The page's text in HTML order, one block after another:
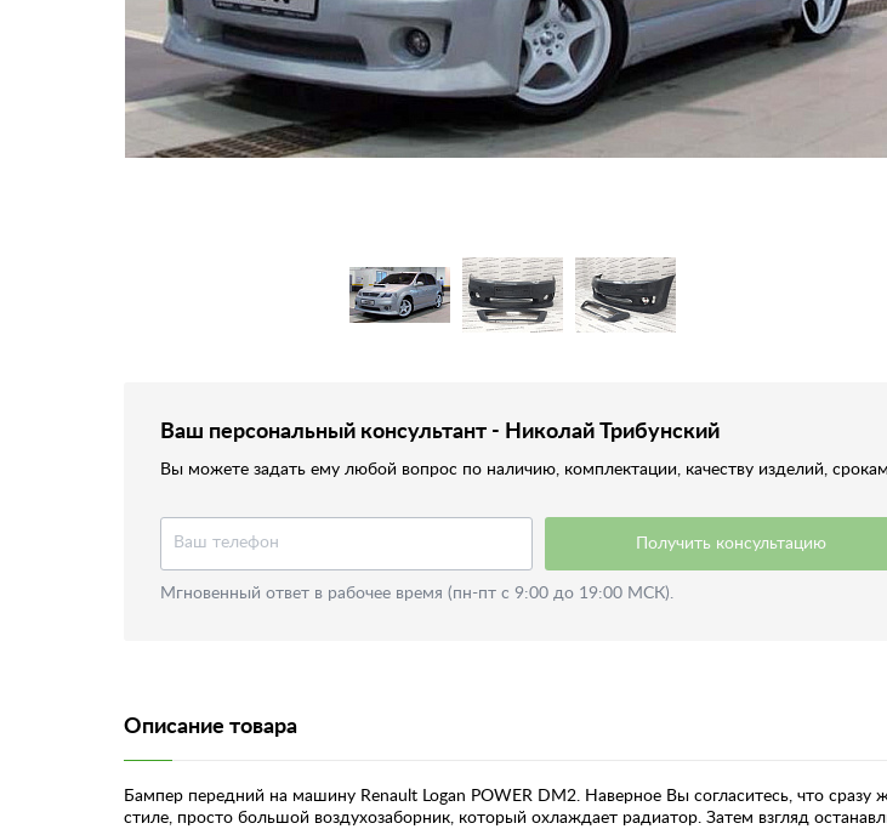
Ваш персональный консультант - Николай Трибунский
Вы можете задать ему любой вопрос по наличию, комплектации, качеству изделий,
Получить консультацию
Мгновенный ответ в рабочее время (пн-пт с 9:00 до 19:00 МСК).
Описание товара
Бампер передний на машину Renault Logan POWER DM2. Наверное Вы согласитесь, что сразу
стиле, просто большой воздухозаборник, который охлаждает радиатор. Затем взгляд